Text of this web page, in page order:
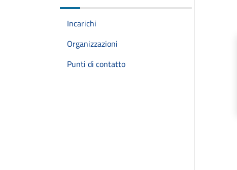
Incarichi
Organizzazioni
Punti di contatto